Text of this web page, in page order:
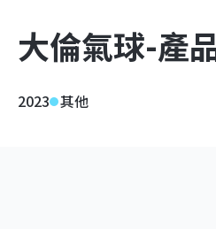
大倫氣球-產
2023 其他